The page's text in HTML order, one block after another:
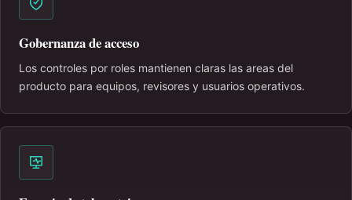
Gobernanza de acceso
Los controles por roles mantienen claras las areas del
producto para equipos, revisores y usuarios operativos.